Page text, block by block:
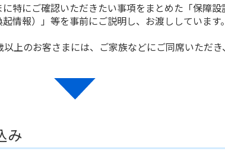
に特にご確認いただきたい事項をまとめた「保障
起情報）」等を事前にご説明し、お渡ししています。
上のお客さまには、ご家族などにご同席いただ
み